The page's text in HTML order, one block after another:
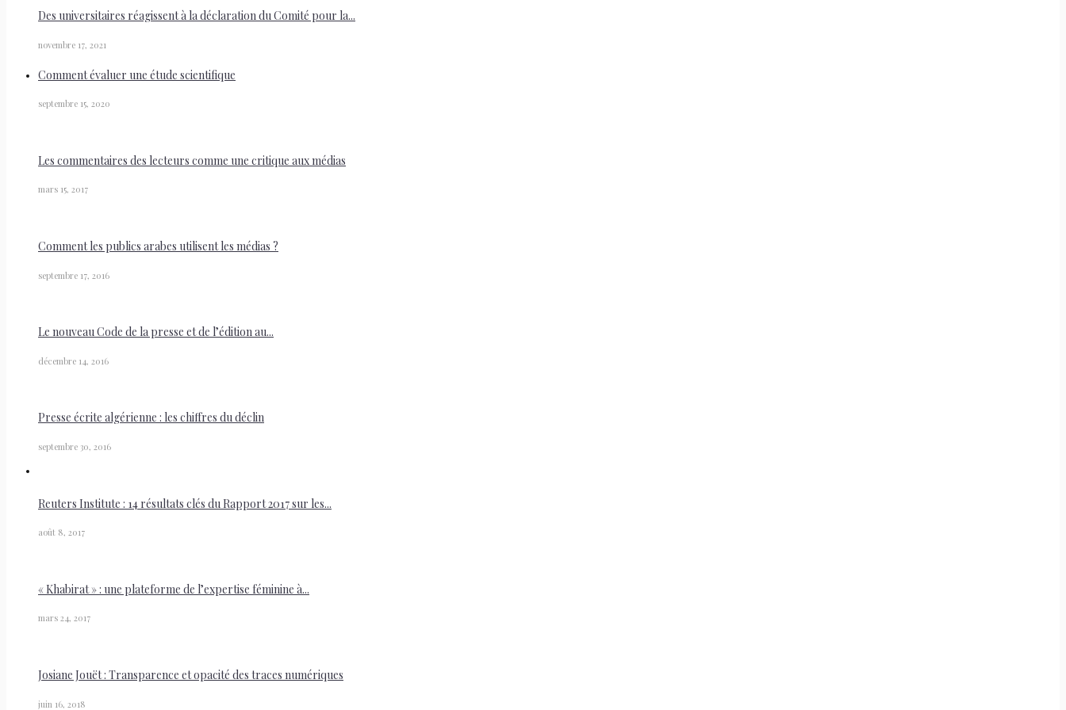
Des universitaires réagissent à la déclaration du Comité pour la...
novembre 17, 2021
Comment évaluer une étude scientifique
septembre 15, 2020
Les commentaires des lecteurs comme une critique aux médias
mars 15, 2017
Comment les publics arabes utilisent les médias ?
septembre 17, 2016
Le nouveau Code de la presse et de l’édition au...
décembre 14, 2016
Presse écrite algérienne : les chiffres du déclin
septembre 30, 2016
Reuters Institute : 14 résultats clés du Rapport 2017 sur les...
août 8, 2017
« Khabirat » : une plateforme de l’expertise féminine à...
mars 24, 2017
Josiane Jouët : Transparence et opacité des traces numériques
juin 16, 2018